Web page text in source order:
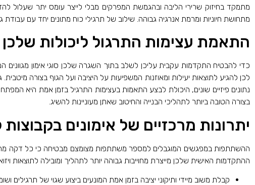
מתמקד בחיזוק שרירי הליבה ובהגמשת המפרקים מבלי לייצר עומס יתר שעלול
מתחושת חיוניות ומרמת אנרגיה גבוהה. שילוב של תרגילי כוח מתונים יחד עם
התאמת עצימות התרגול ליכולות שלכן
כדי להבטיח התקדמות עקבית עליכן לשלב בתוך השגרה שלכן סוגי אימון
לכן להגיע לתוצאות יעילות ומאוזנות המשפיעות על היציבה ועל הגוף בצורה
נתונים פיזיים שונים, היכולת לבצע התאמות בעצימות התרגיל בזמן אמת היא
בצורה הטובה ביותר לתהליכי הבנייה והחיטוב שאתן מעוניינות להשיג.
יתרונות מרכזיים של אימונים
ההשתתפות במפגשים המוגבלים למספר משתתפות מצומצם מבטיחה כי כל דקה
ההתקדמות האישית שלכן מייצרת מחוייבות גבוהה יותר לתהליך ומובילה לתוצאות
קבלת משוב מיידי ותיקוני יציבה בזמן אמת המונעים ביצוע שגוי של תרגילים